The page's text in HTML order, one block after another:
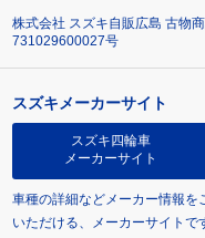
株式会社 スズキ自販広島 古物
731029600027号
スズキメーカーサイト
スズキ四輪車
メーカーサイト
車種の詳細などメーカー情報を
いただける、メーカーサイトで